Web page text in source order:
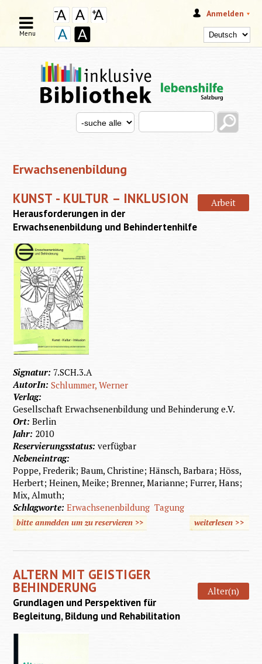
Anmelden
SUCHFORMULAR
Search this site
Search for
Menu
Erwachsenenbildung
KUNST - KULTUR – INKLUSION Arbeit
Herausforderungen in der
Erwachsenenbildung und Behindertenhilfe
Signatur: 7.SCH.3.A
AutorIn:Schlummer, Werner
Verlag:
Gesellschaft Erwachsenenbildung und Behinderung e.V.
Ort:Berlin
Jahr: 2010
Reservierungsstatus:verfügbar
Nebeneintrag:
Poppe, Frederik; Baum, Christine; Hänsch, Barbara; Höss,
Herbert; Heinen, Meike; Brenner, Marianne; Furrer, Hans;
Mix, Almuth;
Schlagworte:Erwachsenenbildung Tagung
bitte anmelden um zu reservieren >> weiterlesen
über
>>
ALTERN MIT GEISTIGER
BEHINDERUNG Alter(n)
Grundlagen und Perspektiven für
Begleitung, Bildung und Rehabilitation